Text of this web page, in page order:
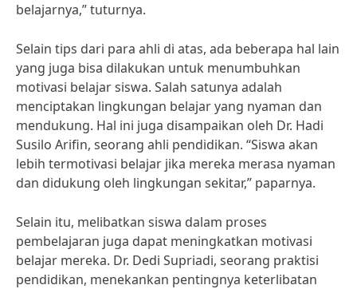
belajarnya,” tuturnya.
Selain tips dari para ahli di atas, ada beberapa hal lain
yang juga bisa dilakukan untuk menumbuhkan
motivasi belajar siswa. Salah satunya adalah
menciptakan lingkungan belajar yang nyaman dan
mendukung. Hal ini juga disampaikan oleh Dr. Hadi
Susilo Arifin, seorang ahli pendidikan. “Siswa akan
lebih termotivasi belajar jika mereka merasa nyaman
dan didukung oleh lingkungan sekitar,” paparnya.
Selain itu, melibatkan siswa dalam proses
pembelajaran juga dapat meningkatkan motivasi
belajar mereka. Dr. Dedi Supriadi, seorang praktisi
pendidikan, menekankan pentingnya keterlibatan